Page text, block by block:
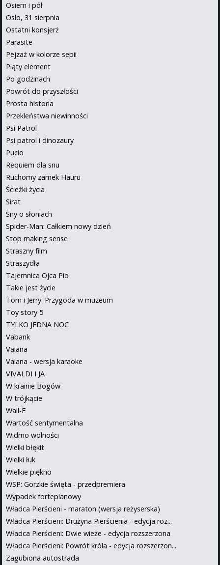
Osiem i pół
Oslo, 31 sierpnia
Ostatni konsjerż
Parasite
Pejzaż w kolorze sepii
Piąty element
Po godzinach
Powrót do przyszłości
Prosta historia
Przekleństwa niewinności
Psi Patrol
Psi patrol i dinozaury
Pucio
Requiem dla snu
Ruchomy zamek Hauru
Ścieżki życia
Sirat
Sny o słoniach
Spider-Man: Całkiem nowy dzień
Stop making sense
Straszny film
Straszydła
Tajemnica Ojca Pio
Takie jest życie
Tom i Jerry: Przygoda w muzeum
Toy story 5
TYLKO JEDNA NOC
Vabank
Vaiana
Vaiana - wersja karaoke
VIVALDI I JA
W krainie Bogów
W trójkącie
Wall-E
Wartość sentymentalna
Widmo wolności
Wielki błękit
Wielki łuk
Wielkie piękno
WSP: Gorzkie święta - przedpremiera
Wypadek fortepianowy
Władca Pierścieni - maraton (wersja reżyserska)
Władca Pierścieni: Drużyna Pierścienia - edycja roz...
Władca Pierścieni: Dwie wieże - edycja rozszerzona
Władca Pierścieni: Powrót króla - edycja rozszerzon...
Zagubiona autostrada